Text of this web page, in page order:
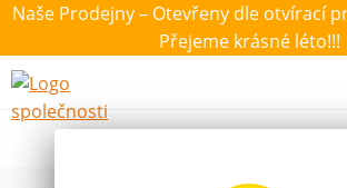
Naše Prodejny – Otevřeny dle otvírací
Přejeme krásné léto!!!